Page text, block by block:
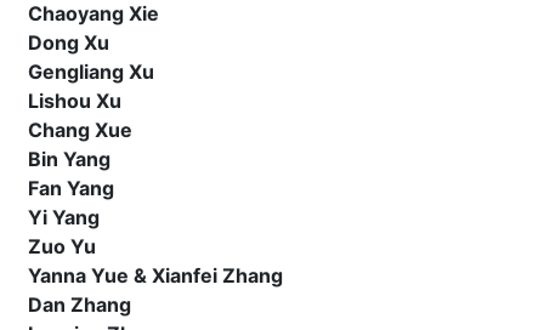
Chaoyang Xie
Dong Xu
Gengliang Xu
Lishou Xu
Chang Xue
Bin Yang
Fan Yang
Yi Yang
Zuo Yu
Yanna Yue & Xianfei Zhang
Dan Zhang